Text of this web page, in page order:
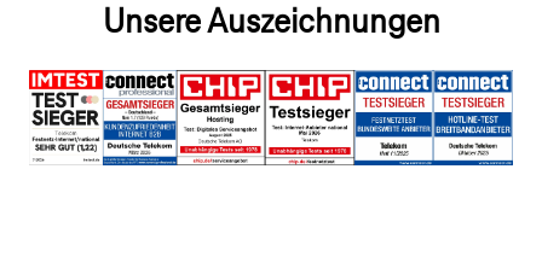
Unsere Auszeichnungen